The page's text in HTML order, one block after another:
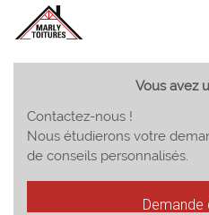
Vous avez
Contactez-nous !
Nous étudierons votre
de conseils personnalisés.
Demande